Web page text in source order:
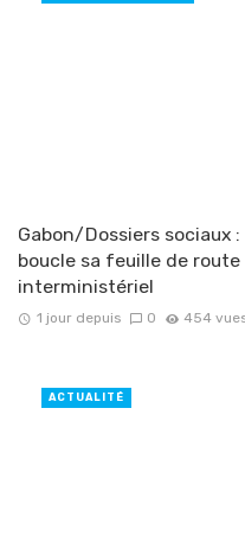
Gabon/Dossiers sociaux
boucle sa feuille de
interministériel
1 jour depuis 0 454
ACTUALITÉ